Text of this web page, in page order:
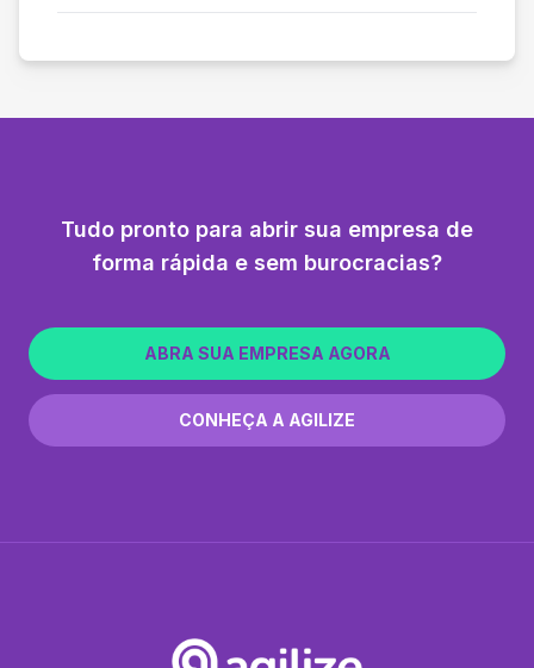
Tudo pronto para abrir sua empresa de
forma rápida e sem burocracias?
ABRA SUA EMPRESA AGORA
CONHEÇA A AGILIZE